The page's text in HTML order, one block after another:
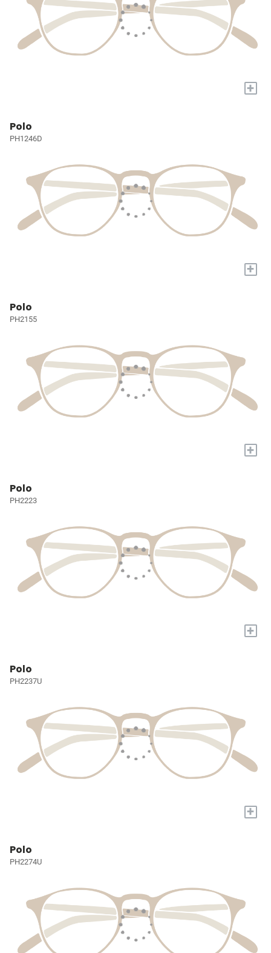
+
Polo
PH1246D
+
Polo
PH2155
+
Polo
PH2223
+
Polo
PH2237U
+
Polo
PH2274U